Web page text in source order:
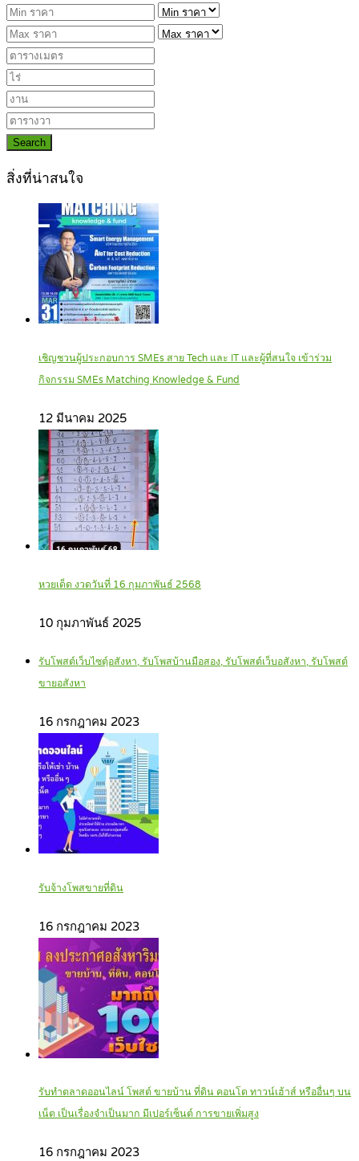
Search
สิ่งที่น่าสนใจ
เชิญชวนผู้ประกอบการ SMEs สาย Tech และ IT และผู้ที่สนใจ เข้าร่วม
กิจกรรม SMEs Matching Knowledge & Fund
12 มีนาคม 2025
หวยเด็ด งวดวันที่ 16 กุมภาพันธ์ 2568
10 กุมภาพันธ์ 2025
รับโพสต์เว็บไซตฺ์อสังหา, รับโพสบ้านมือสอง, รับโพสต์เว็บอสังหา, รับโพสต์
ขายอสังหา
16 กรกฎาคม 2023
รับจ้างโพสขายที่ดิน
16 กรกฎาคม 2023
รับทำตลาดออนไลน์ โพสต์ ขายบ้าน ที่ดิน คอนโด ทาวน์เฮ้าส์ หรืออื่นๆ บน
เน็ต เป็นเรื่องจำเป็นมาก มีเปอร์เซ็นต์ การขายเพิ่มสูง
16 กรกฎาคม 2023